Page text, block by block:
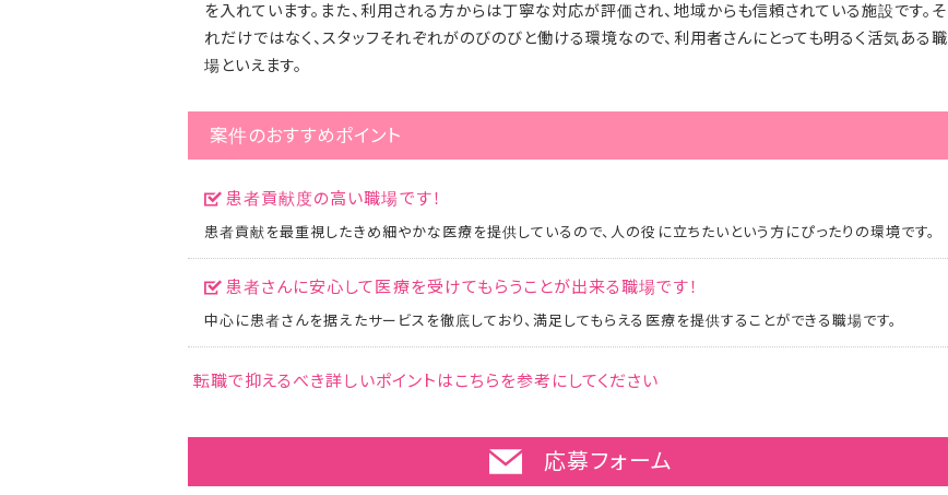
を入れています。また、利用される方からは丁寧な対応が評価され、地域からも信頼されている施設です。そ
れだけではなく、スタッフそれぞれがのびのびと働ける環境なので、利用者さんにとっても明るく活気ある職
場といえます。
案件のおすすめポイント
患者貢献度の高い職場です！
患者貢献を最重視したきめ細やかな医療を提供しているので、人の役に立ちたいという方にぴったりの環境です。
患者さんに安心して医療を受けてもらうことが出来る職場です！
中心に患者さんを据えたサービスを徹底しており、満足してもらえる医療を提供することができる職場です。
転職で抑えるべき詳しいポイントはこちらを参考にしてください
応募フォーム